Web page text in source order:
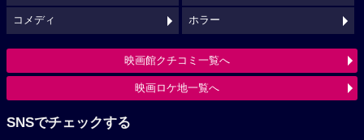
コメディ ホラー
映画館クチコミ一覧へ
映画ロケ地一覧へ
SNSでチェックする